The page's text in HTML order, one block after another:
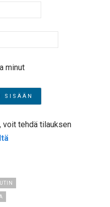
minut
voit tehdä tilauksen